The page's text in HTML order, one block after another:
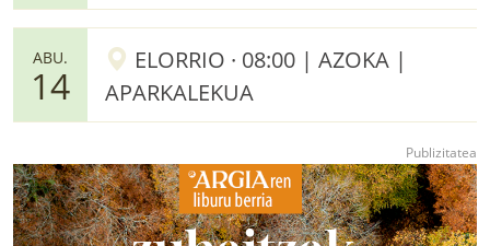
ABU.
14
ELORRIO · 08:00 | AZOKA |
APARKALEKUA